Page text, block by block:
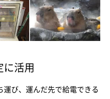
に活用
び、運んだ先で給電できる